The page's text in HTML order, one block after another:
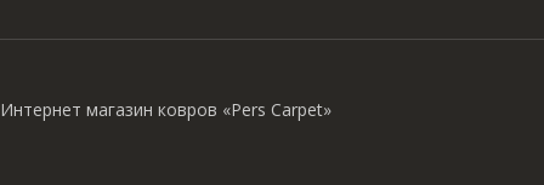
Интернет магазин ковров «Pers Carpet»